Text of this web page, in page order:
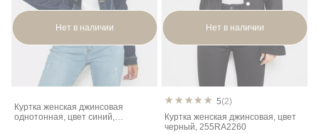
Нет в наличии
Куртка женская джинсовая
однотонная, цвет синий,
Нет в наличии
5(2)
Куртка женская джинсовая, цвет
черный, 255RA2260